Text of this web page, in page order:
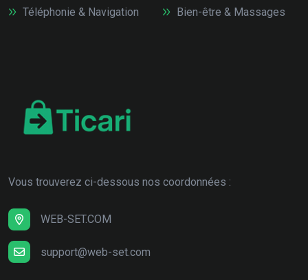
Téléphonie & Navigation
Bien-être & Massages
Vous trouverez ci-dessous nos coordonnées :
WEB-SET.COM
support@web-set.com